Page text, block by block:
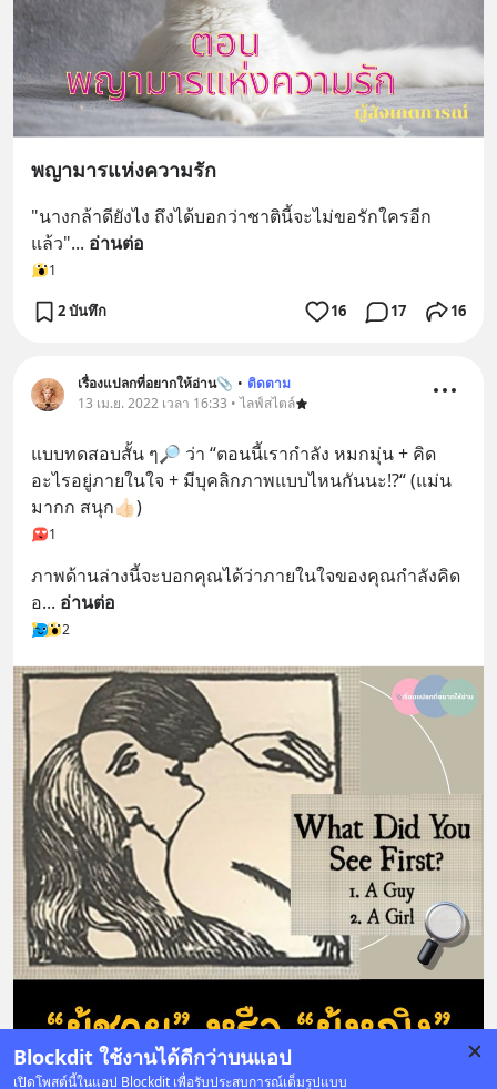
Blockdit ใช้งานได้ดีกว่าบนแอป
เปิดโพสต์นี้ในแอป Blockdit เพื่อรับประสบการณ์เต็มรูปแบบ
พญามารแห่งความรัก
"นางกล้าดียังไง ถึงได้บอกว่าชาตินี้จะไม่ขอรักใครอีก
แล้ว"... อ่านต่อ
1
2 บันทึก 16 17 16
เรื่องแปลกที่อยากให้อ่าน📎 • ติดตาม
13 เม.ย. 2022 เวลา 16:33 • ไลฟ์สไตล์
แบบทดสอบสั้น ๆ🔎 ว่า “ตอนนี้เรากำลัง หมกมุ่น + คิด
อะไรอยู่ภายในใจ + มีบุคลิกภาพแบบไหนกันนะ⁉️“ (แม่น
มากก สนุก👍🏻)
1
ภาพด้านล่างนี้จะบอกคุณได้ว่าภายในใจของคุณกำลังคิด
อ... อ่านต่อ
2